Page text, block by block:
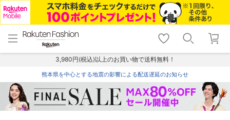
menu home
トップ
shopping_cart lock_outline
ログイン
3,980円(税込)以上のお買い物で送料無料！
熊本県を中心とする地震の影響による配送遅延のお知らせ